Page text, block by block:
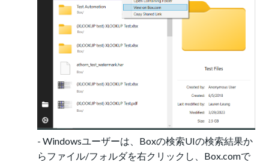
- Windowsユーザーは、Boxの検索UIの検索結果か
らファイル/フォルダを右クリックし、Box.comで